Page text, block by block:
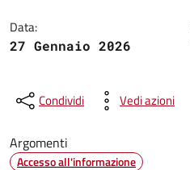
Data:
27 Gennaio 2026
Condividi Vedi azioni
Argomenti
Accesso all'informazione